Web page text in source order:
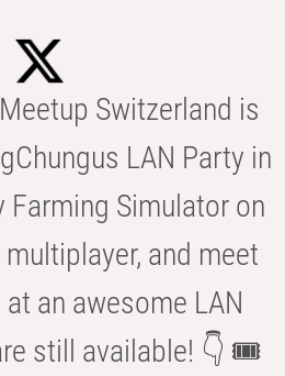
Switzerland is
LAN Party in
Farming Simulator on
and meet
an awesome LAN
still available! 👇 🎟️